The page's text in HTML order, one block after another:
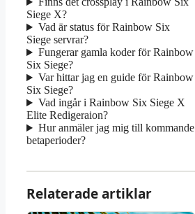
Siege X?
Vad är status för Rainbow Six
Siege servrar?
Fungerar gamla koder för Rainbow
Six Siege?
Var hittar jag en guide för Rainbow
Six Siege?
Vad ingår i Rainbow Six Siege X
Elite Redigeraion?
Hur anmäler jag mig till kommande
betaperioder?
Relaterade artiklar